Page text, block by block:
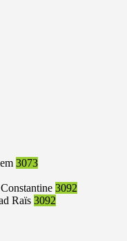
3073
3092
Raïs 3092